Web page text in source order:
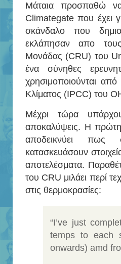
Μάταια προσπαθώ
Climategate που έχει
σκάνδαλο που
εκλάπησαν απο τους
Μονάδας (CRU) του
ένα σύνηθες
χρησιμοποιούνται
Κλίματος (IPCC) του
Μέχρι τώρα
αποκαλύψεις. Η πρώτη
αποδεικνύει πως
κατασκευάσουν
αποτελέσματα.
του CRU μιλάει περί
στις θερμοκρασίες:
“I’ve just
temps to each
onwards) amd